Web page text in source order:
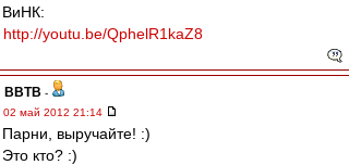
ВиНК:
http://youtu.be/QphelR1kaZ8
ВВТВ -
02 май 2012 21:14
Парни, выручайте! :)
Это кто? :)